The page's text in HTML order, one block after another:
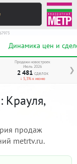
Динамика цен и
❯
Продажи новостроек
Июль 2026
2 481 сделок
↓ 5,3% к июню
Крауля,
продаж
metrtv.ru.